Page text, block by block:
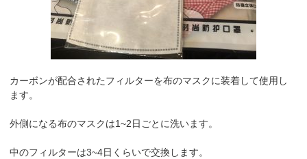
カーボンが配合されたフィルターを布のマスクに装着して使用し
ます。
外側になる布のマスクは1~2日ごとに洗います。
中のフィルターは3~4日くらいで交換します。